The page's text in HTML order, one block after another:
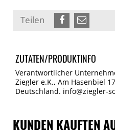
Teilen
ZUTATEN/PRODUKTINFO
Verantwortlicher
Ziegler e.K., Am Hasenbiel
Deutschland. info@ziegler-
KUNDEN KAUFTEN